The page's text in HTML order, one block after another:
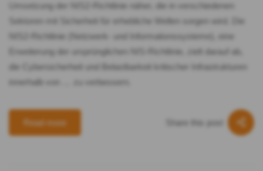
Umsetzung der NIS2-Richtlinie näher, die in verschiedenen
Sektoren mit Sicherheit für erhebliche Wellen sorgen wird. Die
NIS2-Richtlinie (Netzwerk- und Informationssysteme), eine
Erweiterung der ursprünglichen NIS-Richtlinie, zielt darauf ab,
die Cybersicherheit und Belastbarkeit kritischer Infrastrukturen
innerhalb von … zu verbessern.
Read more Share this post